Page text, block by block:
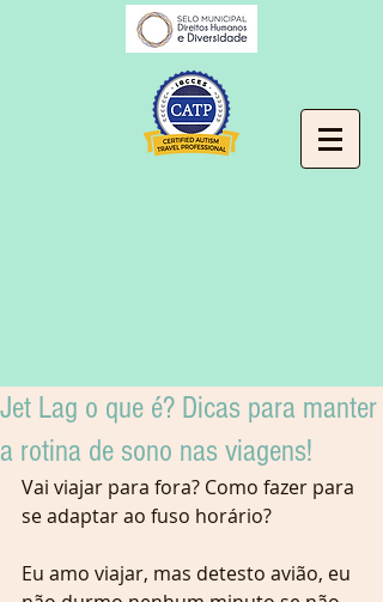
Jet Lag o que é? Dicas para manter
a rotina de sono nas viagens!
Vai viajar para fora? Como fazer para
se adaptar ao fuso horário?
Eu amo viajar, mas detesto avião, eu